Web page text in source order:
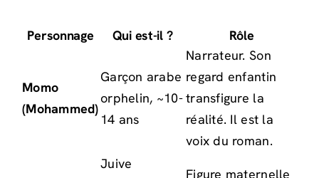
Personnage Qui est-il ? Rôle
Momo
(Mohammed)
Garçon arabe
orphelin, ~10-
14 ans
Narrateur. Son
regard enfantin
transfigure la
réalité. Il est la
voix du roman.
Juive
Figure maternelle